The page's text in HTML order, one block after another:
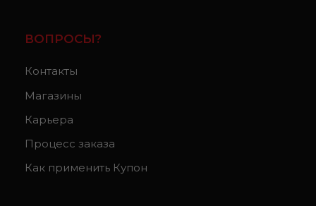
ВОПРОСЫ?
Контакты
Магазины
Карьера
Процесс заказа
Как применить Купон